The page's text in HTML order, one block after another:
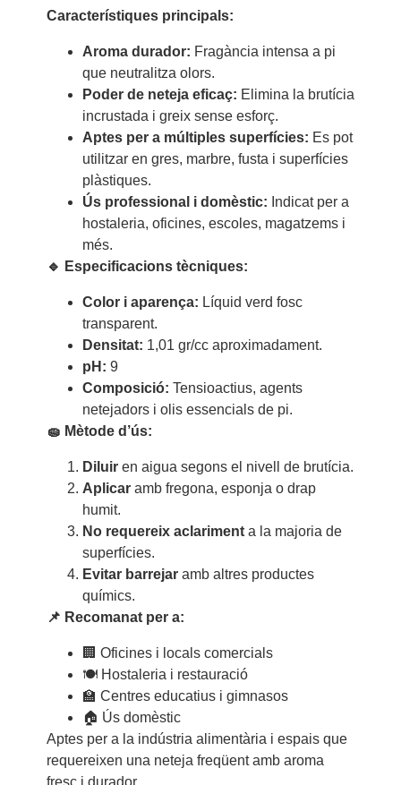
Característiques principals:
Aroma durador: Fragància intensa a pi
que neutralitza olors.
Poder de neteja eficaç: Elimina la brutícia
incrustada i greix sense esforç.
Aptes per a múltiples superfícies: Es pot
utilitzar en gres, marbre, fusta i superfícies
plàstiques.
Ús professional i domèstic: Indicat per a
hostaleria, oficines, escoles, magatzems i
més.
🔹 Especificacions tècniques:
Color i aparença: Líquid verd fosc
transparent.
Densitat: 1,01 gr/cc aproximadament.
pH: 9
Composició: Tensioactius, agents
netejadors i olis essencials de pi.
🧽 Mètode d’ús:
Diluiren aigua segons el nivell de brutícia.
Aplicaramb fregona, esponja o drap
humit.
No requereix aclarimenta la majoria de
superfícies.
Evitar barrejaramb altres productes
químics.
📌 Recomanat per a:
🏢 Oficines i locals comercials
🍽️ Hostaleria i restauració
🏫 Centres educatius i gimnasos
🏠 Ús domèstic
Aptes per a la indústria alimentària i espais que
requereixen una neteja freqüent amb aroma
fresc i durador.